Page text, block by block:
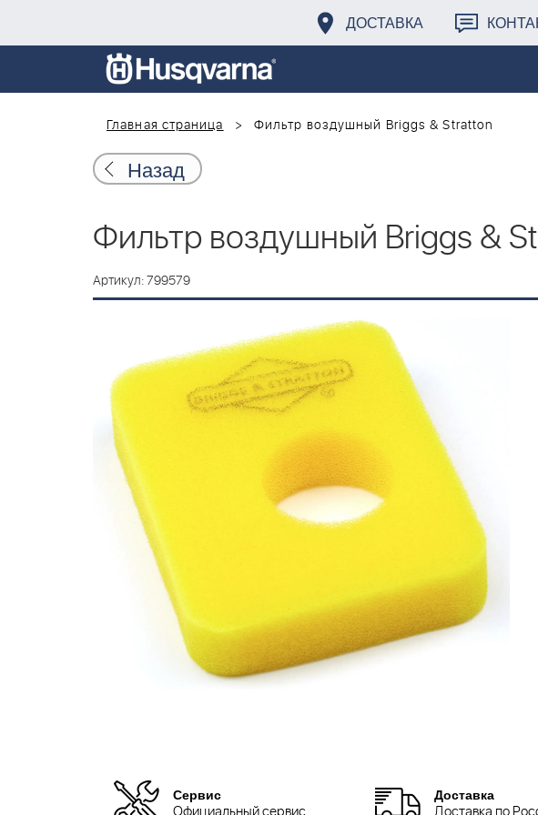
ДОСТАВКА
Главная страница
Фильтр воздушный Briggs & Stratton
Назад
Фильтр воздушный Briggs &
Артикул: 799579
Сервис Доставка